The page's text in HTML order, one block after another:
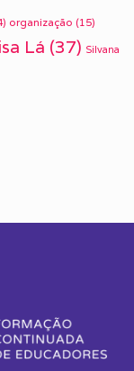
organização (15)
Lá (37) Silvana